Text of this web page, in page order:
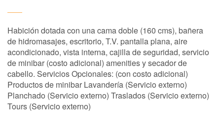
Habición dotada con una cama doble (160 cms), bañera
de hidromasajes, escritorio, T.V. pantalla plana, aire
acondicionado, vista interna, cajilla de seguridad, servicio
de minibar (costo adicional) amenities y secador de
cabello. Servicios Opcionales: (con costo adicional)
Productos de minibar Lavandería (Servicio externo)
Planchado (Servicio externo) Traslados (Servicio externo)
Tours (Servicio externo)